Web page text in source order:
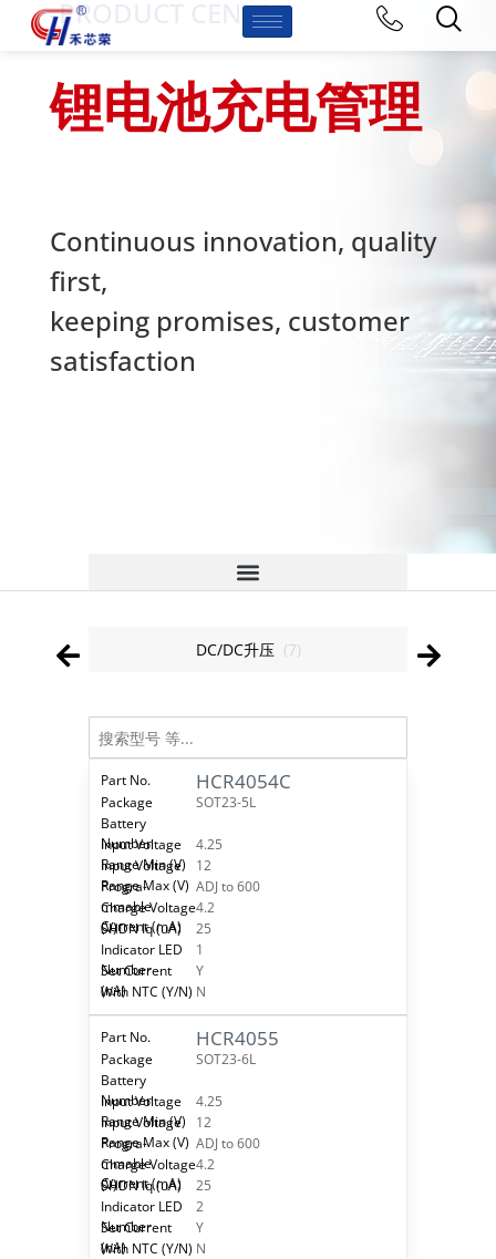
-PRODUCT CENTER
锂电池充电管理
Continuous innovation, quality
first,
keeping promises, customer
satisfaction
DC/DC升压 (7)
HCR4054C
SOT23-5L
4.25
12
ADJ to 600
4.2
25
1
Y
N
HCR4055
SOT23-6L
4.25
12
ADJ to 600
4.2
25
2
Y
N